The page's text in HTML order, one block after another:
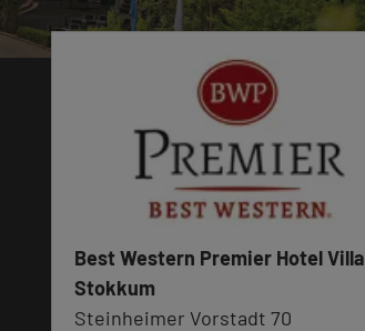
Best Western Premier Hotel Villa
Stokkum
Steinheimer Vorstadt 70